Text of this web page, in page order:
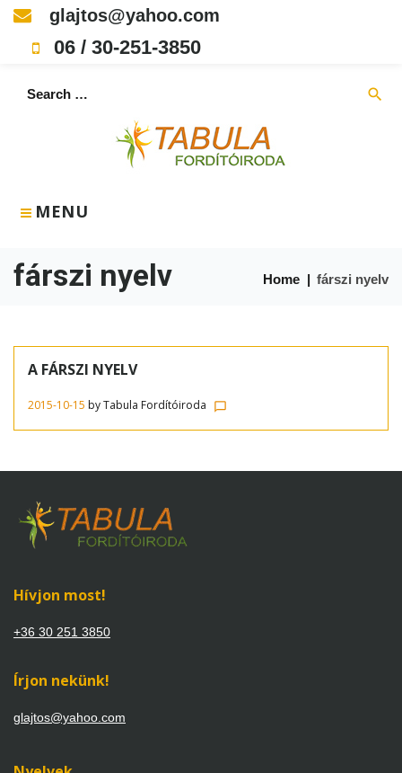
Skip
content
glajtos@yahoo.com
06 / 30-251-3850
MENU
Search
search
fárszi nyelv Home | fárszi nyelv
fárszi
nyelv
A FÁRSZI NYELV
2015-10-15 byTabula Fordítóiroda chat_bubble_outline
Hívjon most!
+36 30 251 3850
Írjon nekünk!
glajtos@yahoo.com